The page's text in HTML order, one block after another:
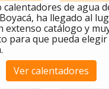
calentadores de agua
ha llegado al
extenso catálogo y
para que pueda
Ver calentadores